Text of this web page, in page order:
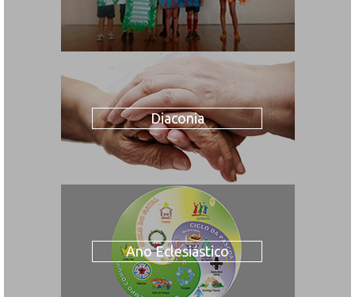
Diaconia
Ano Eclesiástico